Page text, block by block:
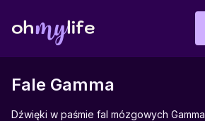
Fale Gamma
Dźwięki w paśmie fal mózgowych Gamma wspierają najwyższe